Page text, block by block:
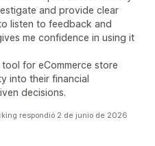
and provide clear
listen to feedback and
me confidence in using it
for eCommerce store
into their financial
decisions.
respondió 2 de junio de 2026